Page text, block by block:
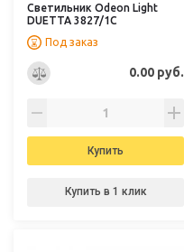
Светильник Odeon Light
DUETTA 3827/1C
Под заказ
0.00 руб.
Купить
Купить в 1 клик